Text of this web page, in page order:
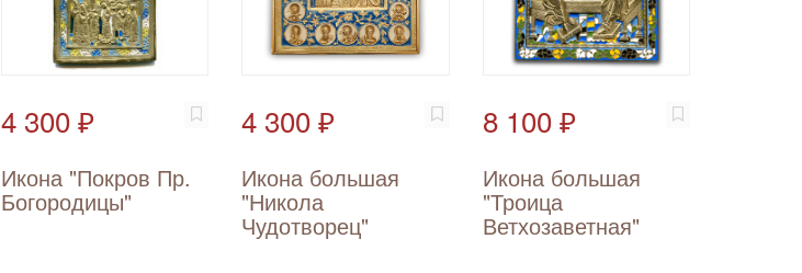
4 300 ₽
Икона "Покров Пр.
Богородицы"
4 300 ₽
Икона большая
"Никола
Чудотворец"
8 100 ₽
Икона большая
"Троица
Ветхозаветная"